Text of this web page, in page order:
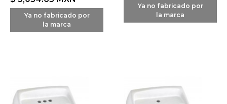
Ya no fabricado por
la marca
Ya no fabricado por
la marca